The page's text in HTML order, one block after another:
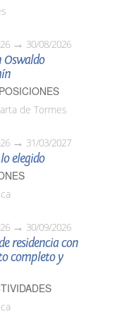
30/08/2026
Oswaldo
de Tormes
31/03/2027
elegido
30/09/2026
residencia con
completo y